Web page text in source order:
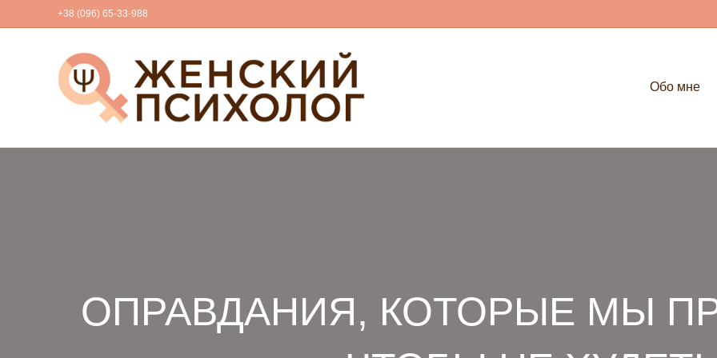
+38 (096) 65-33-988
Обо мне
ОПРАВДАНИЯ, КОТОРЫЕ МЫ